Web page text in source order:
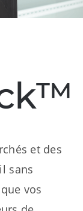
et des
sans
vos